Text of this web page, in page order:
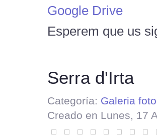
Google Drive
Esperem que us
Serra d'Irta
Categoría: Galeria
Creado en Lunes, 17